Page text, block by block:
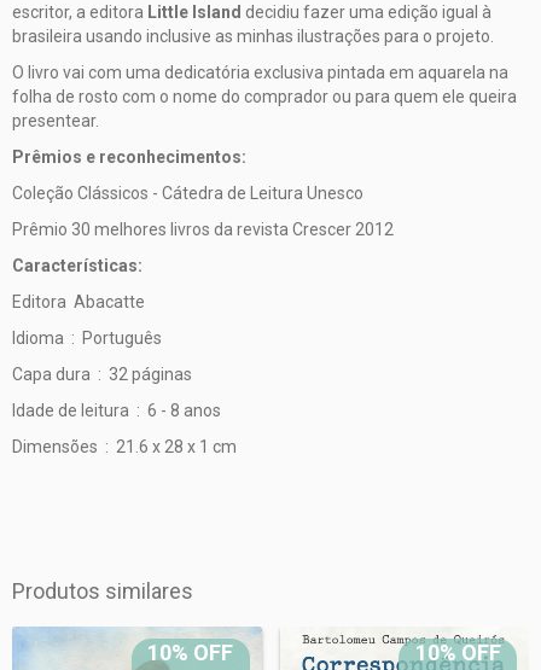
escritor, a editora Little Island decidiu fazer uma edição igual à
brasileira usando inclusive as minhas ilustrações para o projeto.
O livro vai com uma dedicatória exclusiva pintada em aquarela na
folha de rosto com o nome do comprador ou para quem ele queira
presentear.
Prêmios e reconhecimentos:
Coleção Clássicos - Cátedra de Leitura Unesco
Prêmio 30 melhores livros da revista Crescer 2012
Características:
Editora ‏ Abacatte
Idioma ‏ : ‎ Português
Capa dura ‏ : ‎ 32 páginas
Idade de leitura ‏ : ‎ 6 - 8 anos
Dimensões ‏ : ‎ 21.6 x 28 x 1 cm
Produtos similares
10% OFF 10% OFF